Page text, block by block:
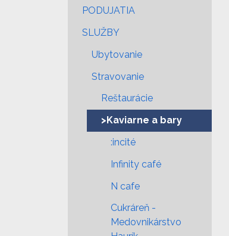
PODUJATIA
SLUŽBY
Ubytovanie
Stravovanie
Reštaurácie
>Kaviarne a bary
:incité
Infinity café
N cafe
Cukráreň -
Medovnikárstvo